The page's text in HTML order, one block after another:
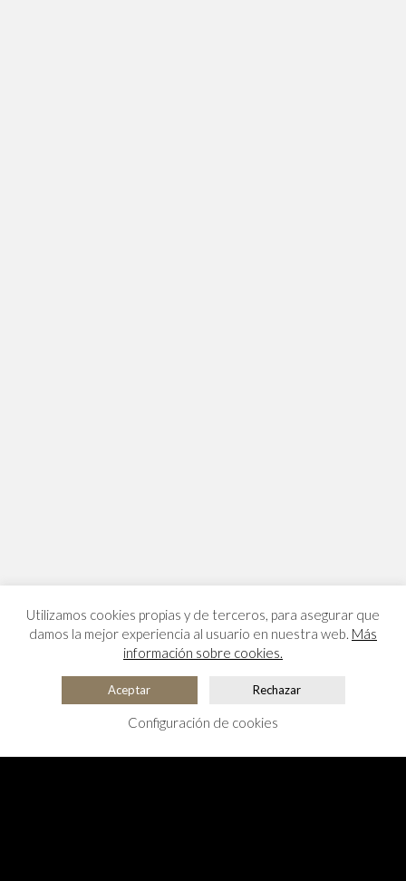
Utilizamos cookies propias y de terceros, para asegurar que
damos la mejor experiencia al usuario en nuestra web. Más
información sobre cookies.
Aceptar Rechazar
Configuración de cookies